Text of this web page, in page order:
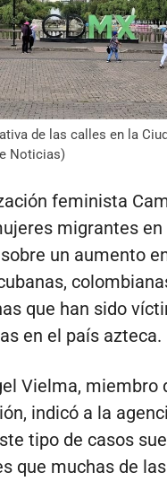
de las calles en la
Noticias)
feminista
migrantes en
un aumento
que han sido
en el país azteca.
Vielma, miembro
indicó a la
tipo de casos
que muchas de